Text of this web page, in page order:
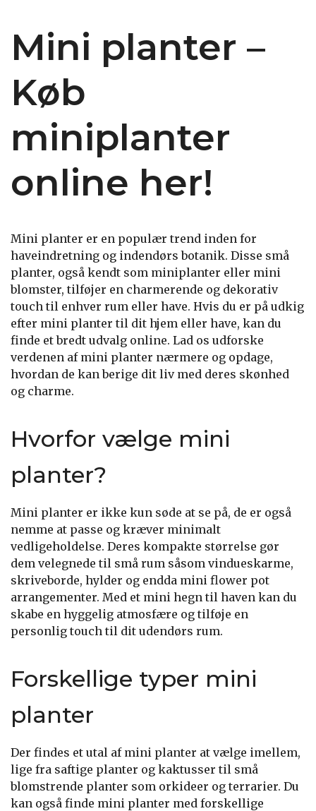
Mini planter –
Køb
miniplanter
online her!
Mini planter er en populær trend inden for
haveindretning og indendørs botanik. Disse små
planter, også kendt som miniplanter eller mini
blomster, tilføjer en charmerende og dekorativ
touch til enhver rum eller have. Hvis du er på udkig
efter mini planter til dit hjem eller have, kan du
finde et bredt udvalg online. Lad os udforske
verdenen af mini planter nærmere og opdage,
hvordan de kan berige dit liv med deres skønhed
og charme.
Hvorfor vælge mini
planter?
Mini planter er ikke kun søde at se på, de er også
nemme at passe og kræver minimalt
vedligeholdelse. Deres kompakte størrelse gør
dem velegnede til små rum såsom vindueskarme,
skriveborde, hylder og endda mini flower pot
arrangementer. Med et mini hegn til haven kan du
skabe en hyggelig atmosfære og tilføje en
personlig touch til dit udendørs rum.
Forskellige typer mini
planter
Der findes et utal af mini planter at vælge imellem,
lige fra saftige planter og kaktusser til små
blomstrende planter som orkideer og terrarier. Du
kan også finde mini planter med forskellige